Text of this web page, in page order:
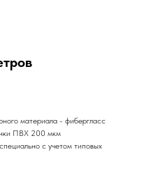
материала - фибергласс
ПВХ 200 мкм
с учетом типовых